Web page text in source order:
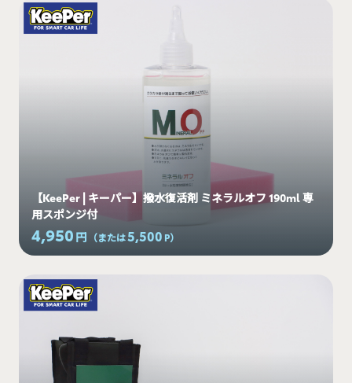
【KeePer | キーパー】撥水復活剤 ミネラルオフ 190ml 専
用スポンジ付
4,950 円 （または5,500 P）